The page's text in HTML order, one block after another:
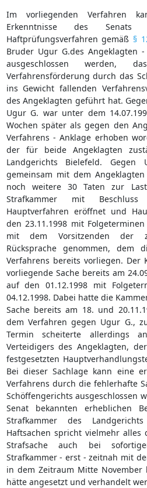
Im vorliegenden Verfahren
Erkenntnisse des
Haftprüfungsverfahren gemäß §
Bruder Ugur G.des Angeklagten
ausgeschlossen werden,
Verfahrensförderung durch das
ins Gewicht fallenden
des Angeklagten geführt hat.
Ugur G. war unter dem
Wochen später als gegen den
Verfahrens - Anklage erhoben
der für beide Angeklagten
Landgerichts Bielefeld.
gemeinsam mit dem
noch weitere 30 Taten zur
Strafkammer mit
Hauptverfahren eröffnet und
den 23.11.1998 mit
mit dem Vorsitzenden der
Rücksprache genommen, dem
Verfahrens bereits vorliegen. Der
vorliegende Sache bereits am
auf den 01.12.1998 mit
04.12.1998. Dabei hatte die
Sache bereits am 18. und
dem Verfahren gegen Ugur G.,
Termin scheiterte allerdings
Verteidigers des Angeklagten,
festgesetzten
Bei dieser Sachlage kann eine
Verfahrens durch die fehlerhafte
Schöffengerichts ausgeschlossen
Senat bekannten erheblichen
Strafkammer des
Haftsachen spricht vielmehr alles
Strafsache auch bei
Strafkammer - erst - zeitnah mit
in dem Zeitraum Mitte November
hätte angesetzt und verhandelt